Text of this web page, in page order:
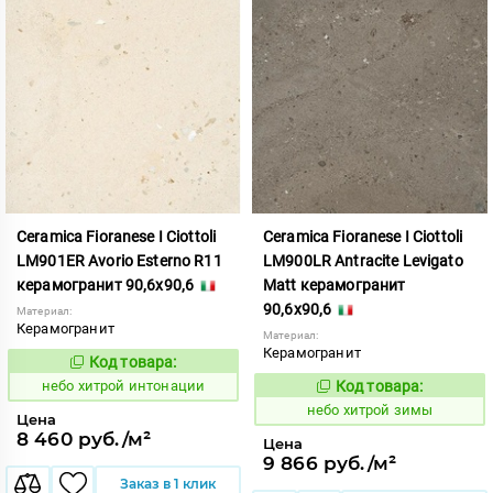
Ceramica Fioranese I Ciottoli
LM901ER Avorio Esterno R11
керамогранит 90,6x90,6
Материал:
Керамогранит
1123408
Код товара:
небо хитрой интонации
Цена
8 460 руб./м²
Заказ в 1 клик
Ceramica Fioranese I Ciottoli
LM900LR Antracite Levigato
Matt керамогранит
90,6x90,6
Материал:
Керамогранит
1123407
Код товара:
небо хитрой зимы
Цена
9 866 руб./м²